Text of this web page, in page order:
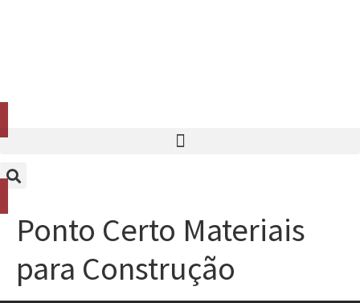
Ponto Certo Materiais
para Construção